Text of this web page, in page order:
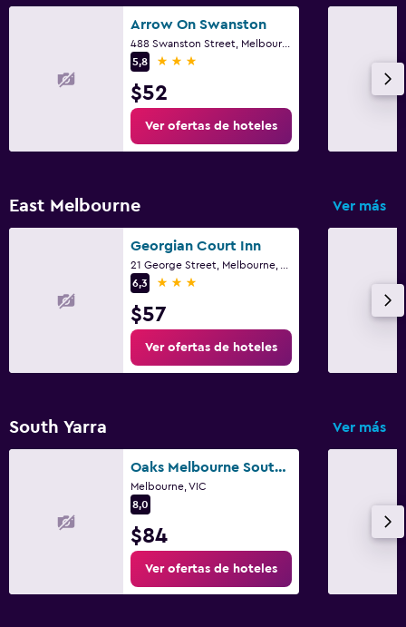
Arrow On Swanston
488 Swanston Street, Melbourne, VIC
5,8
3 estrellas
$52
Ver ofertas de hoteles
East Melbourne Ver más
Georgian Court Inn
6,3
3 estrellas
$57
Ver ofertas de hoteles
South Yarra Ver más
Oaks Melbourne South Yarra Suites
Melbourne, VIC
8,0
$84
Ver ofertas de hoteles